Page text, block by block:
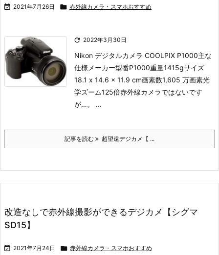
 2021年7月26日  赤外線カメラ・スマホおすすめ
 2022年3月30日
Nikon デジタルカメラ COOLPIX P1000主な
仕様 メーカー型番P1000重量‎1415gサイズ
18.1 x 14.6 x 11.9 cm画素数1,605 万画素光
学ズーム125倍赤外線カメラではないです
が…。 ...
記事を読む 超望遠デジカメ【 ...
改造なしで赤外線撮影ができるデジカメ【シグマ
SD15】
 2021年7月24日  赤外線カメラ・スマホおすすめ